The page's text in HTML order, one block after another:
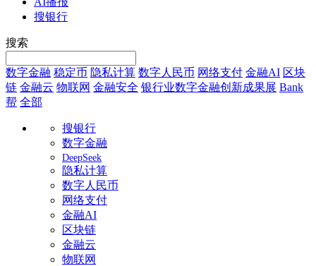
搜银行
搜索
数字金融 稳定币 隐私计算 数字人民币 网络支付 金融AI 区块
链 金融云 物联网 金融安全 银行业数字金融创新成果展 Bank
帮 全部
搜银行
数字金融
DeepSeek
隐私计算
数字人民币
网络支付
金融AI
区块链
金融云
物联网